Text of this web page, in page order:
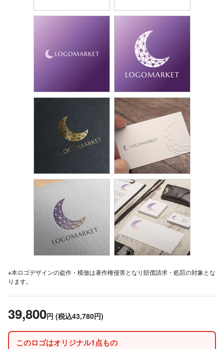
※本ロゴデザインの盗作・模倣は著作権侵害となり賠償請求・処罰の対象とな
ります。
39,800円 (税込43,780円)
このロゴはオリジナル1点もの